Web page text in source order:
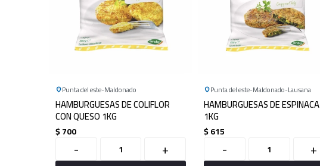
Punta del este Maldonado
HAMBURGUESAS DE COLIFLOR
CON QUESO 1KG
$700
- +
Punta del este Maldonado Lausana
HAMBURGUESAS DE ESPINACA
1KG
$615
- +